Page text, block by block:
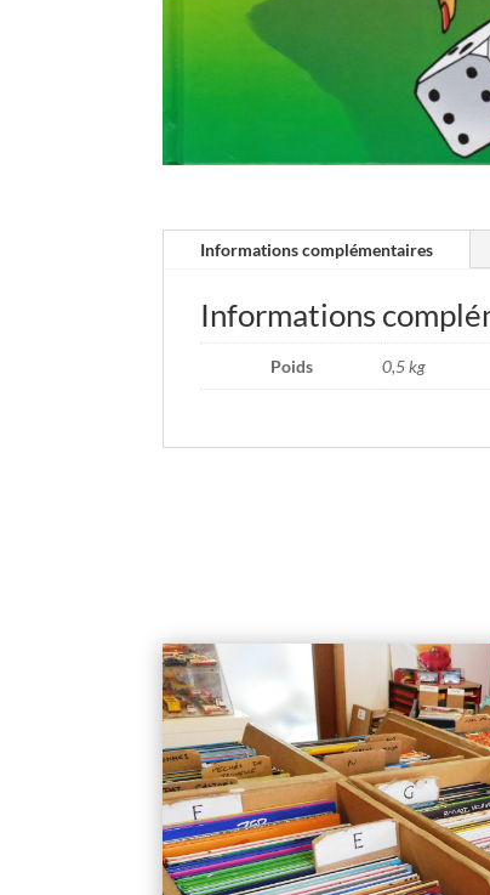
Informations complémentaires
Informations
Poids 0,5 kg